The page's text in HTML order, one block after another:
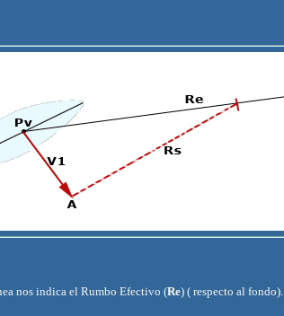
nos indica el Rumbo Efectivo (Re) ( respecto al fondo).